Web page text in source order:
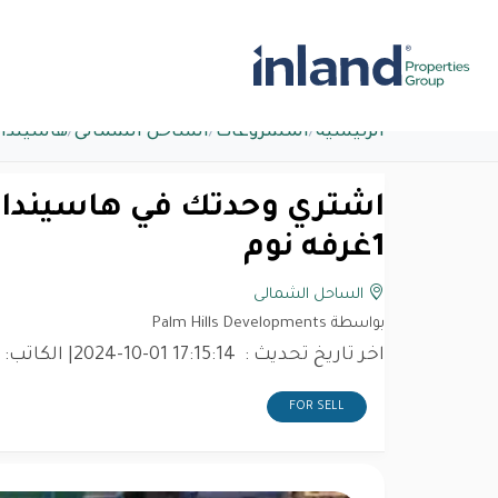
الرئيسية/المشروعات /الساحل الشمالى/
1غرفه نوم
الساحل الشمالى
بواسطة Palm Hills Developments
اخر تاريخ تحديث : 2024-10-01 17:15:14 | الكاتب:
FOR SELL